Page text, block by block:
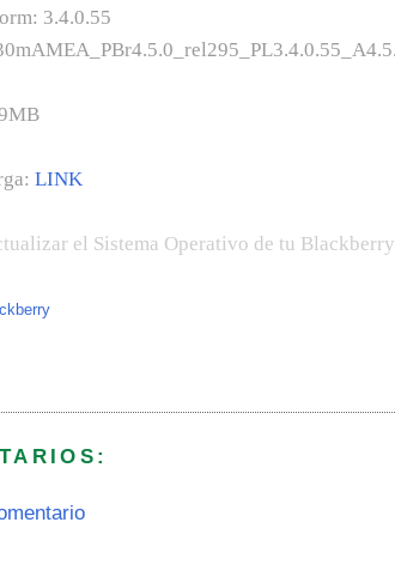
3.4.0.55
LINK
el Sistema Operativo de tu Blackberry